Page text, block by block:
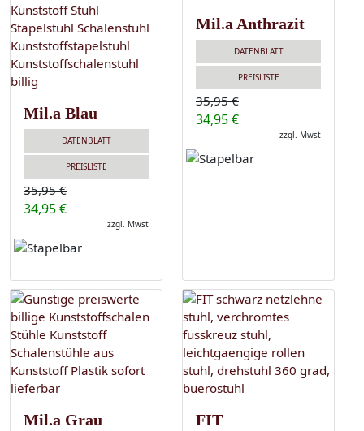
Mil.a Blau
DATENBLATT
PREISLISTE
35,95 €
34,95 €
zzgl. Mwst
Mil.a Anthrazit
DATENBLATT
PREISLISTE
35,95 €
34,95 €
zzgl. Mwst
Mil.a Grau FIT